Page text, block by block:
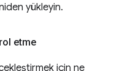
yükleyin.
etme
için ne